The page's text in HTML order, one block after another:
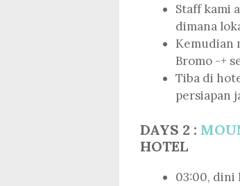
Staff kami
dimana
Kemudian
Bromo -+
Tiba di
persiapan
DAYS 2 :
HOTEL
03:00, dini